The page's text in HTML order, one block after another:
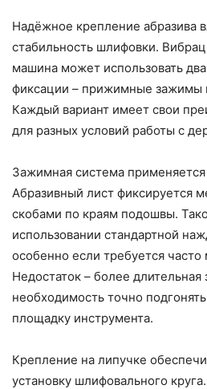
Надёжное крепление абразива
стабильность шлифовки.
машина может использовать
фиксации – прижимные зажимы
Каждый вариант имеет свои
для разных условий работы с
Зажимная система
Абразивный лист фиксируется
скобами по краям подошвы.
использовании стандартной
особенно если требуется часто
Недостаток – более длительная
необходимость точно
площадку инструмента.
Крепление на липучке
установку шлифовального